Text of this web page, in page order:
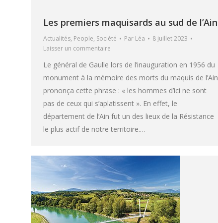
Les premiers maquisards au sud de l’Ain
Actualités, People, Société Par Léa
8 juillet 2023
Laisser un commentaire
Le général de Gaulle lors de l’inauguration en 1956 du
monument à la mémoire des morts du maquis de l’Ain
prononça cette phrase : « les hommes d’ici ne sont
pas de ceux qui s’aplatissent ». En effet, le
département de l’Ain fut un des lieux de la Résistance
le plus actif de notre territoire.…